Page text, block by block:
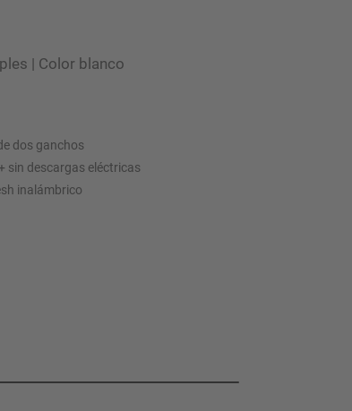
| Color blanco
dos ganchos
sin descargas eléctricas
inalámbrico